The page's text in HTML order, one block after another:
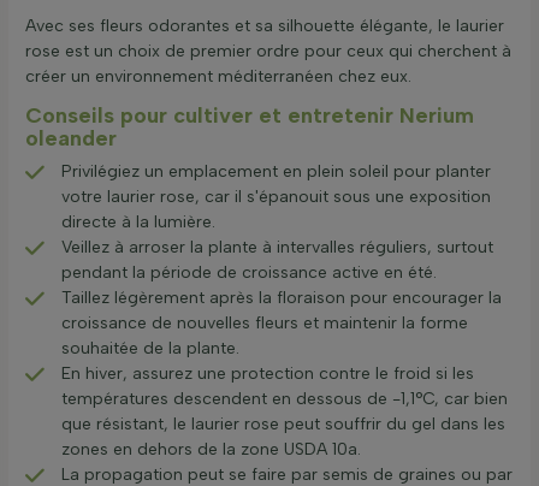
Avec ses fleurs odorantes et sa silhouette élégante, le laurier
rose est un choix de premier ordre pour ceux qui cherchent à
créer un environnement méditerranéen chez eux.
Conseils pour cultiver et entretenir Nerium
oleander
Privilégiez un emplacement en plein soleil pour planter
votre laurier rose, car il s'épanouit sous une exposition
directe à la lumière.
Veillez à arroser la plante à intervalles réguliers, surtout
pendant la période de croissance active en été.
Taillez légèrement après la floraison pour encourager la
croissance de nouvelles fleurs et maintenir la forme
souhaitée de la plante.
En hiver, assurez une protection contre le froid si les
températures descendent en dessous de -1,1°C, car bien
que résistant, le laurier rose peut souffrir du gel dans les
zones en dehors de la zone USDA 10a.
La propagation peut se faire par semis de graines ou par